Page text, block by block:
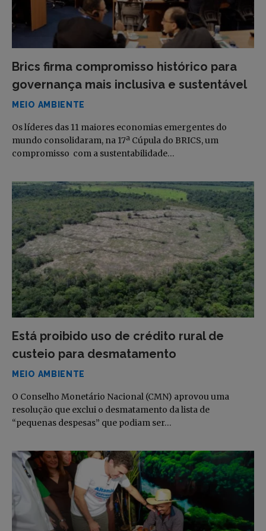
Brics firma compromisso histórico para
governança mais inclusiva e sustentável
MEIO AMBIENTE
Os líderes das 11 maiores economias emergentes do
mundo consolidaram, na 17ª Cúpula do BRICS, um
compromisso com a sustentabilidade…
Está proibido uso de crédito rural de
custeio para desmatamento
MEIO AMBIENTE
O Conselho Monetário Nacional (CMN) aprovou uma
resolução que exclui o desmatamento da lista de
“pequenas despesas” que podiam ser…